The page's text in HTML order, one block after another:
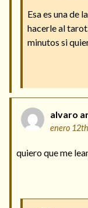
Esa es una de
hacerle al
minutos si
alvaro
enero
quiero que me